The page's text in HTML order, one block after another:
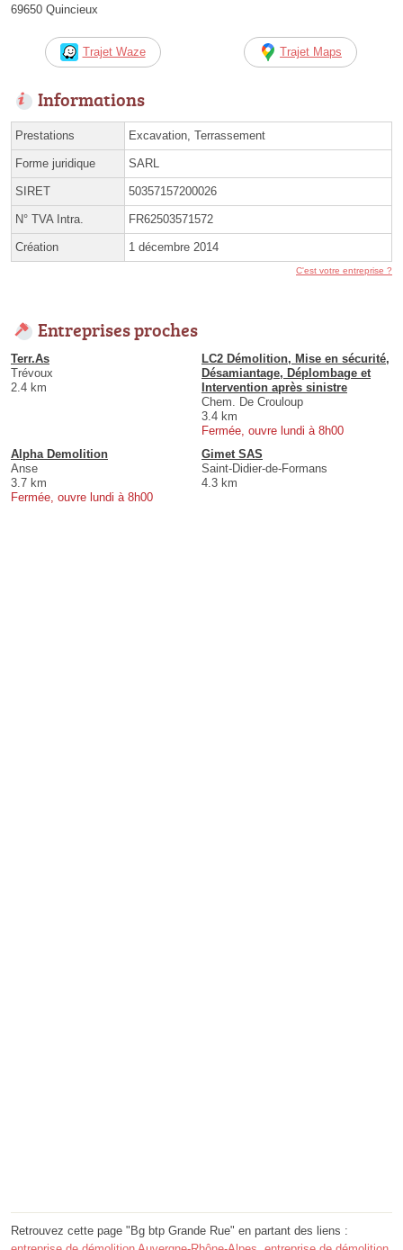
69650 Quincieux
Trajet Waze Trajet Maps
Informations
Prestations Excavation, Terrassement
Forme juridique SARL
SIRET 50357157200026
N° TVA Intra. FR62503571572
Création 1 décembre 2014
C'est votre entreprise ?
Entreprises proches
Terr.As
Trévoux
2.4 km
LC2 Démolition, Mise en sécurité,
Désamiantage, Déplombage et
Intervention après sinistre
Chem. De Crouloup
3.4 km
Fermée, ouvre lundi à 8h00
Alpha Demolition
Anse
3.7 km
Fermée, ouvre lundi à 8h00
Gimet SAS
Saint-Didier-de-Formans
4.3 km
Retrouvez cette page "Bg btp Grande Rue" en partant des liens :